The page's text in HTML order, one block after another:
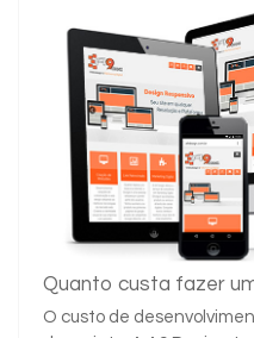
Quanto custa fazer
O custo de